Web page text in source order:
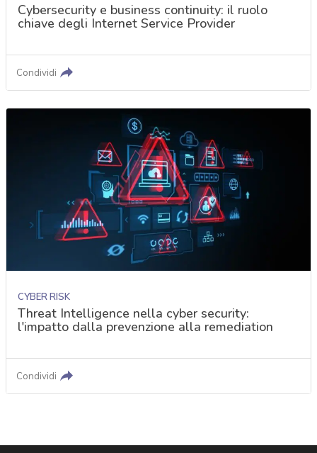
Cybersecurity e business continuity: il ruolo
chiave degli Internet Service Provider
Condividi
CYBER RISK
Threat Intelligence nella cyber security:
l'impatto dalla prevenzione alla remediation
Condividi